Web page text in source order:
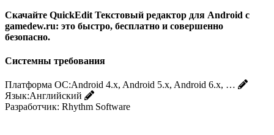
Скачайте QuickEdit Текстовый редактор для Android с
gamedew.ru: это быстро, бесплатно и совершенно
безопасно.
Системны требования
Платформа ОС:Android 4.x, Android 5.x, Android 6.x, …
Язык:Английский
Разработчик: Rhythm Software